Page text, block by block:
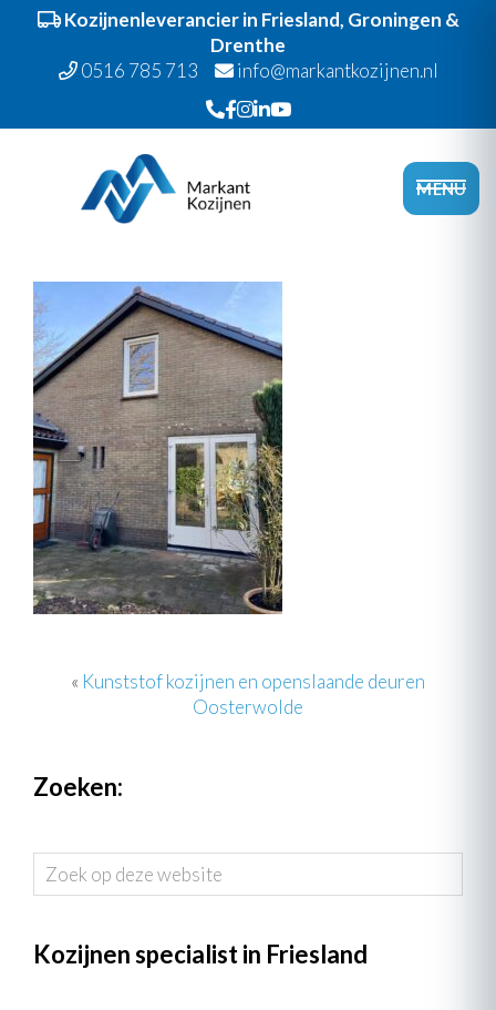
Kozijnenleverancier in Friesland, Groningen &
Drenthe
0516 785 713
info@markantkozijnen.nl
hoofdnavigatie
hoofd
MENU
« Kunststof kozijnen en openslaande deuren
Oosterwolde
Zoeken:
Zoek
op
website
Kozijnen specialist in Friesland